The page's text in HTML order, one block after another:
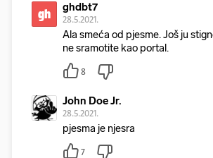
gh ghdbt7
28.5.2021.
Ala smeća od pjesme. Još ju
ne sramotite kao portal.
8
John Doe Jr.
28.5.2021.
pjesma je njesra
7